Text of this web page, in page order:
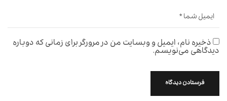
ذخیره نام، ایمیل و وبسایت من در مرورگر برای زمانی که دوباره
دیدگاهی می‌نویسم.